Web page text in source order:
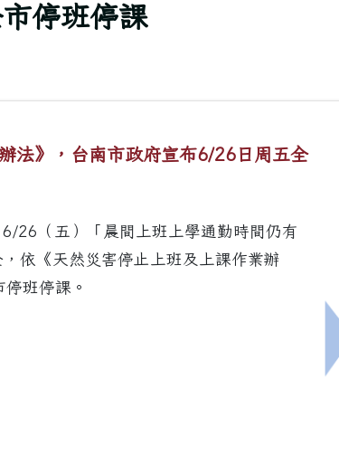
停班停課
照顧班報名已額滿!!!
法》，台南市政府宣布6/26日周五全
26（五）「晨間上班上學通勤時間仍有
依《天然災害停止上班及上課作業辦
班停課。